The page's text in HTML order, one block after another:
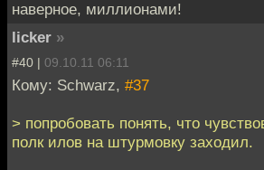
наверное, миллионами!
licker »
#40 | 09.10.11 06:11
Кому: Schwarz, #37
> попробовать понять, что
полк илов на штурмовку заходил.